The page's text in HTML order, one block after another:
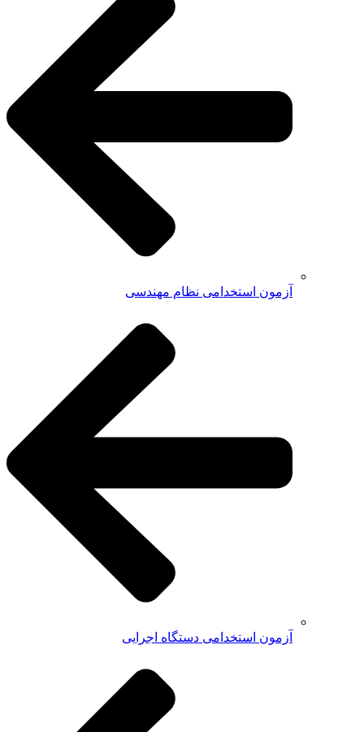
آزمون استخدامی نظام مهندسی
آزمون استخدامی دستگاه اجرایی